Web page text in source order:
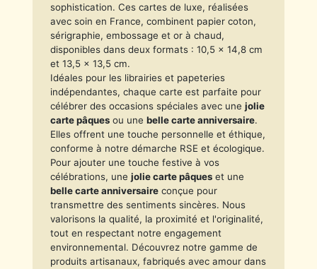
sophistication. Ces cartes de luxe, réalisées
avec soin en France, combinent papier coton,
sérigraphie, embossage et or à chaud,
disponibles dans deux formats : 10,5 x 14,8 cm
et 13,5 x 13,5 cm.
Idéales pour les librairies et papeteries
indépendantes, chaque carte est parfaite pour
célébrer des occasions spéciales avec unejolie
carte pâques ou unebelle carte anniversaire.
Elles offrent une touche personnelle et éthique,
conforme à notre démarche RSE et écologique.
Pour ajouter une touche festive à vos
célébrations, unejolie carte pâques et une
belle carte anniversaire conçue pour
transmettre des sentiments sincères. Nous
valorisons la qualité, la proximité et l'originalité,
tout en respectant notre engagement
environnemental. Découvrez notre gamme de
produits artisanaux, fabriqués avec amour dans